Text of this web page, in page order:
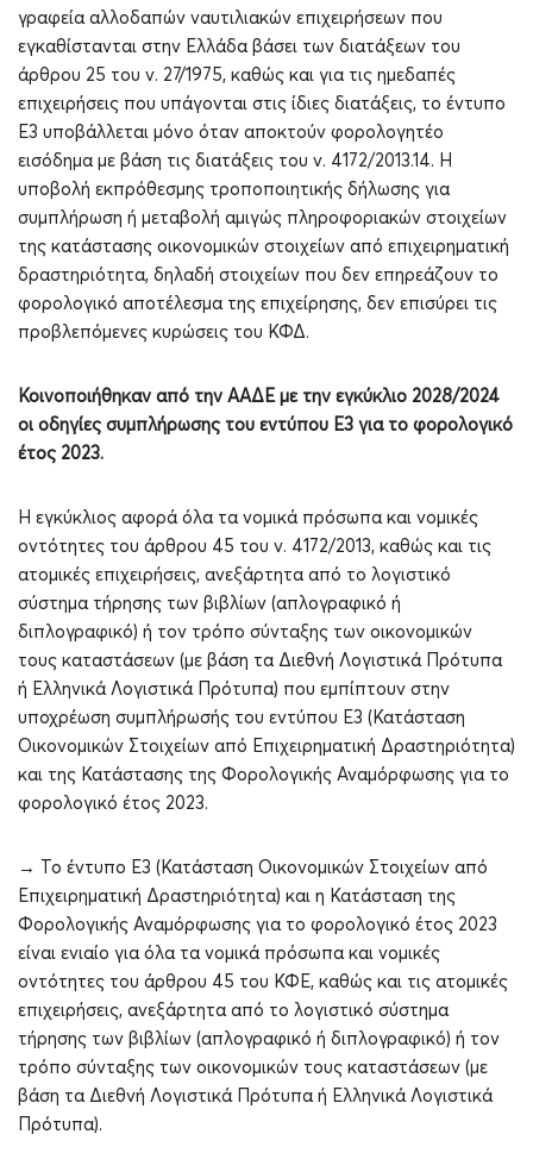
γραφεία αλλοδαπών ναυτιλιακών επιχειρήσεων που
εγκαθίστανται στην Ελλάδα βάσει των διατάξεων του
άρθρου 25 του ν. 27/1975, καθώς και για τις ημεδαπές
επιχειρήσεις που υπάγονται στις ίδιες διατάξεις, το έντυπο
Ε3 υποβάλλεται μόνο όταν αποκτούν φορολογητέο
εισόδημα με βάση τις διατάξεις του ν. 4172/2013.14. Η
υποβολή εκπρόθεσμης τροποποιητικής δήλωσης για
συμπλήρωση ή μεταβολή αμιγώς πληροφοριακών στοιχείων
της κατάστασης οικονομικών στοιχείων από επιχειρηματική
δραστηριότητα, δηλαδή στοιχείων που δεν επηρεάζουν το
φορολογικό αποτέλεσμα της επιχείρησης, δεν επισύρει τις
προβλεπόμενες κυρώσεις του ΚΦΔ.
Κοινοποιήθηκαν από την ΑΑΔΕ με την εγκύκλιο 2028/2024
οι οδηγίες συμπλήρωσης του εντύπου Ε3 για το φορολογικό
έτος 2023.
Η εγκύκλιος αφορά όλα τα νομικά πρόσωπα και νομικές
οντότητες του άρθρου 45 του ν. 4172/2013, καθώς και τις
ατομικές επιχειρήσεις, ανεξάρτητα από το λογιστικό
σύστημα τήρησης των βιβλίων (απλογραφικό ή
διπλογραφικό) ή τον τρόπο σύνταξης των οικονομικών
τους καταστάσεων (με βάση τα Διεθνή Λογιστικά Πρότυπα
ή Ελληνικά Λογιστικά Πρότυπα) που εμπίπτουν στην
υποχρέωση συμπλήρωσής του εντύπου Ε3 (Κατάσταση
Οικονομικών Στοιχείων από Επιχειρηματική Δραστηριότητα)
και της Κατάστασης της Φορολογικής Αναμόρφωσης για το
φορολογικό έτος 2023.
→ Το έντυπο Ε3 (Κατάσταση Οικονομικών Στοιχείων από
Επιχειρηματική Δραστηριότητα) και η Κατάσταση της
Φορολογικής Αναμόρφωσης για το φορολογικό έτος 2023
είναι ενιαίο για όλα τα νομικά πρόσωπα και νομικές
οντότητες του άρθρου 45 του ΚΦΕ, καθώς και τις ατομικές
επιχειρήσεις, ανεξάρτητα από το λογιστικό σύστημα
τήρησης των βιβλίων (απλογραφικό ή διπλογραφικό) ή τον
τρόπο σύνταξης των οικονομικών τους καταστάσεων (με
βάση τα Διεθνή Λογιστικά Πρότυπα ή Ελληνικά Λογιστικά
Πρότυπα).